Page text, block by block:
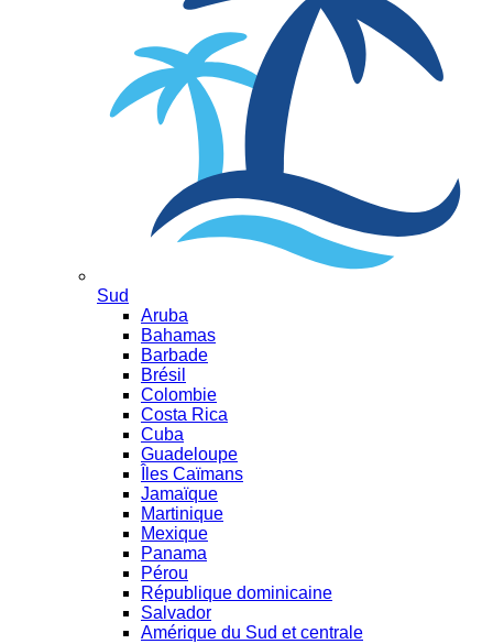
Sud
Aruba
Bahamas
Barbade
Brésil
Colombie
Costa Rica
Cuba
Guadeloupe
Îles Caïmans
Jamaïque
Martinique
Mexique
Panama
Pérou
République dominicaine
Salvador
Amérique du Sud et centrale